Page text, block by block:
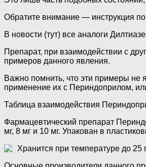
Обратите внимание — инструкция
В новости (тут) все аналоги
Препарат, при взаимодействии с
примеров данного явления.
Важно помнить, что эти примеры не
применение их с Периндоприлом,
Таблица взаимодействия
Фармацевтический препарат
мг, 8 мг и 10 мг. Упакован в
Хранится при температуре до 25